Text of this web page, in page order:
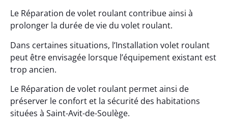
Le Réparation de volet roulant contribue ainsi à
prolonger la durée de vie du volet roulant.
Dans certaines situations, l’Installation volet roulant
peut être envisagée lorsque l’équipement existant est
trop ancien.
Le Réparation de volet roulant permet ainsi de
préserver le confort et la sécurité des habitations
situées à Saint-Avit-de-Soulège.